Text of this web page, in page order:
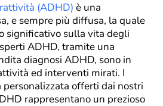
(ADHD) è una
e sempre più diffusa, la quale
significativo sulla vita degli
ADHD, tramite una
diagnosi ADHD, sono in
ed interventi mirati. I
offerti dai nostri
rappresentano un prezioso